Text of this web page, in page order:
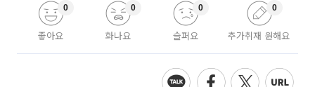
좋아요
0
화나요
0
슬퍼요
0
추가취재 원해요
0